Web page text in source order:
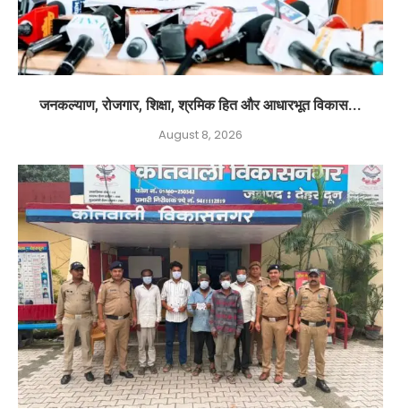
जनकल्याण, रोजगार, शिक्षा, श्रमिक हित और आधारभूत विकास...
August 8, 2026